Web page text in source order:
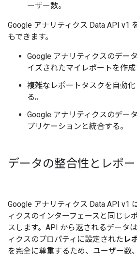
ーザー数。
Google アナリティクス Data API v1
もできます。
Google アナリティクスのデー
イズされたマイレポートを作成
複雑なレポートタスクを自動
る。
Google アナリティクスのデー
プリケーションと統合する。
データの整合性とレポ
Google アナリティクス Data API v1
ィクスのインターフェースと同じレ
スします。API から返されるデータ
ィクスのプロパティに設定された レ
を完全に尊重するため、ユーザー数